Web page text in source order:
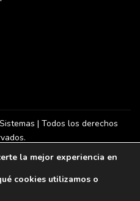
| Todos los derechos
por Eureka Agencia Digital.
la mejor experiencia en
cookies utilizamos o